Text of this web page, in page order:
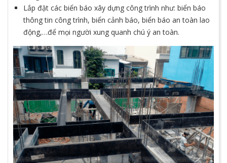
Lắp đặt các biển báo xây dựng công trình như: biển báo
thông tin công trình, biển cảnh báo, biển báo an toàn lao
động,…để mọi người xung quanh chú ý an toàn.